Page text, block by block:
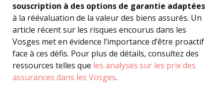
souscription à des options de garantie adaptées
à la réévaluation de la valeur des biens assurés. Un
article récent sur les risques encourus dans les
Vosges met en évidence l’importance d’être proactif
face à ces défis. Pour plus de détails, consultez des
ressources telles que les analyses sur les prix des
assurances dans les Vosges.